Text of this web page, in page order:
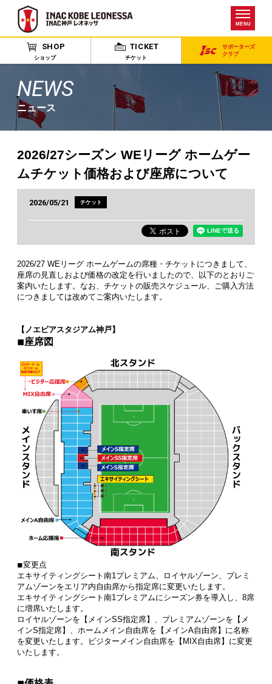
MENU
SHOP
ショップ
TICKET
チケット
サポーターズ
クラブ
NEWS
ニュース
2026/27シーズン WEリーグ ホームゲー
ムチケット価格および座席について
2026/05/21 チケット
2026/27 WEリーグ ホームゲームの席種・チケットにつきまして、
座席の見直しおよび価格の改定を行いましたので、以下のとおりご
案内いたします。なお、チケットの販売スケジュール、ご購入方法
につきましては改めてご案内いたします。
【ノエビアスタジアム神戸】
◾︎座席図
◾︎変更点
エキサイティングシート南1プレミアム、ロイヤルゾーン、プレミ
アムゾーンをエリア内自由席から指定席に変更いたします。
エキサイティングシート南1プレミアムにシーズン券を導入し、8席
に増席いたします。
ロイヤルゾーンを【メインSS指定席】、プレミアムゾーンを【メ
インS指定席】、ホームメイン自由席を【メインA自由席】に名称
を変更いたします。ビジターメイン自由席を【MIX自由席】に変更
いたします。